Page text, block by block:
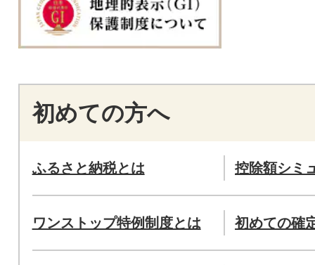
初めての方へ
ふるさと納税とは 控除額シミ
ワンストップ特例制度とは 初めての確